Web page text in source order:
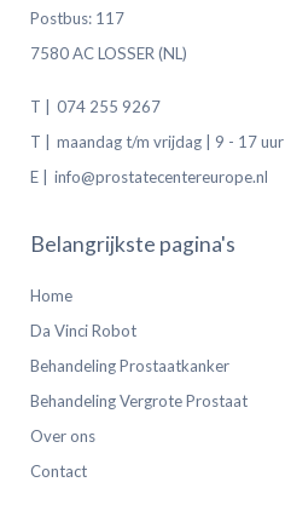
Postbus: 117
7580 AC LOSSER (NL)
T |
074 255 9267
T |
maandag t/m vrijdag | 9 - 17 uur
E |
info@prostatecentereurope.nl
Belangrijkste pagina's
Home
Da Vinci Robot
Behandeling Prostaatkanker
Behandeling Vergrote Prostaat
Over ons
Contact